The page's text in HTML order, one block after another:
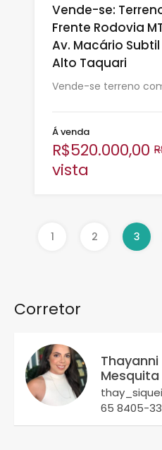
Vende-se:
Frente Rodovia
Av. Macário
Alto Taquari
Vende-se terreno
Á venda
R$520.000,00
vista
1 2 3
Corretor
Mesquita
65 8405-